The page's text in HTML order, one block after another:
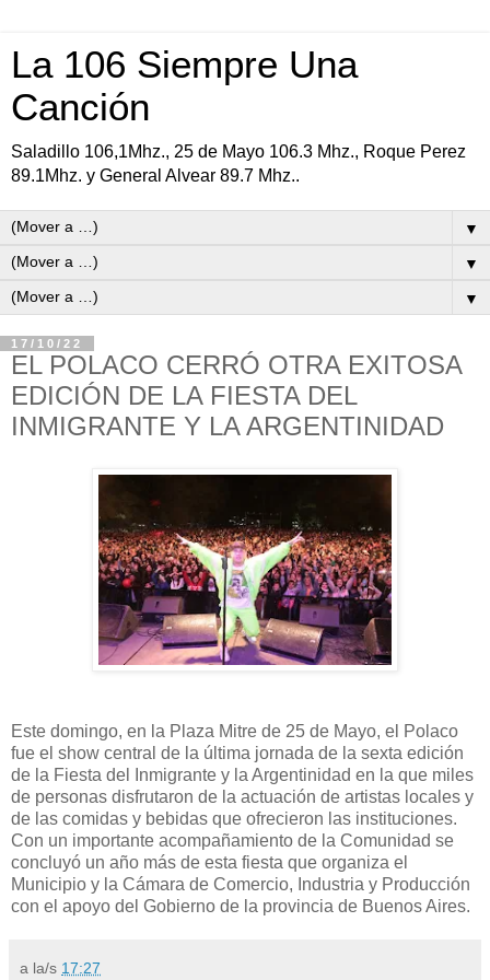
La 106 Siempre Una
Canción
Saladillo 106,1Mhz., 25 de Mayo 106.3 Mhz., Roque Perez
89.1Mhz. y General Alvear 89.7 Mhz..
▼
▼
▼
17/10/22
EL POLACO CERRÓ OTRA EXITOSA
EDICIÓN DE LA FIESTA DEL
INMIGRANTE Y LA ARGENTINIDAD
Este domingo, en la Plaza Mitre de 25 de Mayo, el Polaco
fue el show central de la última jornada de la sexta edición
de la Fiesta del Inmigrante y la Argentinidad en la que miles
de personas disfrutaron de la actuación de artistas locales y
de las comidas y bebidas que ofrecieron las instituciones.
Con un importante acompañamiento de la Comunidad se
concluyó un año más de esta fiesta que organiza el
Municipio y la Cámara de Comercio, Industria y Producción
con el apoyo del Gobierno de la provincia de Buenos Aires.
a la/s 17:27